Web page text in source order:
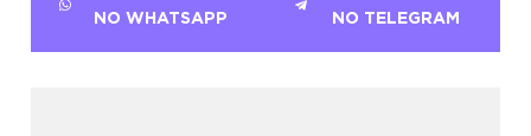
NO WHATSAPP
NO TELEGRAM